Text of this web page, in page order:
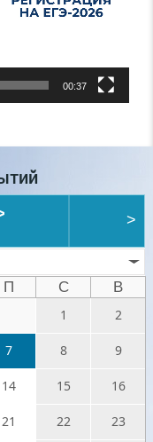
00:37
>
П С
В
1
2
7 8 9
14 15 16
21 22 23